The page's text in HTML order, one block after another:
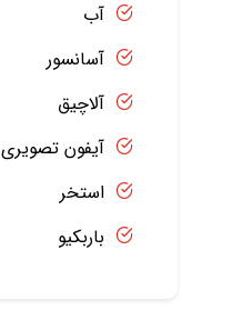
آب
آسانسور
آلاچیق
آیفون تصویری
استخر
باربکیو